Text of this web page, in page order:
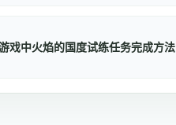
戏中火焰的国度试练任务完成方法